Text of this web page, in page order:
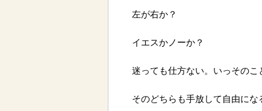
左が右か？
イエスかノーか？
迷っても仕方ない。いっそのこ
そのどちらも手放して自由にな